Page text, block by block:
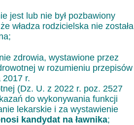
jest lub nie był pozbawiony
władza rodzicielska nie została
zdrowia, wystawione przez
w rozumieniu przepisów
2017 r.
(Dz. U. z 2022 r. poz. 2527
do wykonywania funkcji
lekarskie i za wystawienie
kandydat na ławnika;